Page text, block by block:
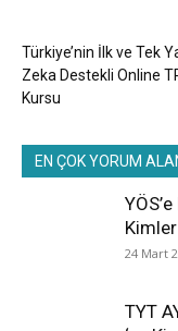
Türkiye’nin İlk ve Tek
Zeka Destekli Online
Kursu
EN ÇOK YORUM
24 Mart
TYT